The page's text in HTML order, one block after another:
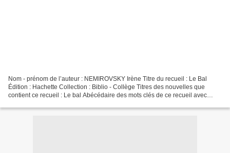
Nom - prénom de l’auteur : NEMIROVSKY Irène Titre du recueil : Le Bal
Édition : Hachette Collection : Biblio - Collège Titres des nouvelles que
contient ce recueil : Le bal Abécédaire des mots clés de ce recueil avec